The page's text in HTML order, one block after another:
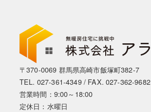
〒370-0069 群馬県高崎市飯塚町382-7
TEL. 027-361-4349/ FAX. 027-362-9682
営業時間：9:00～18:00
定休日：水曜日